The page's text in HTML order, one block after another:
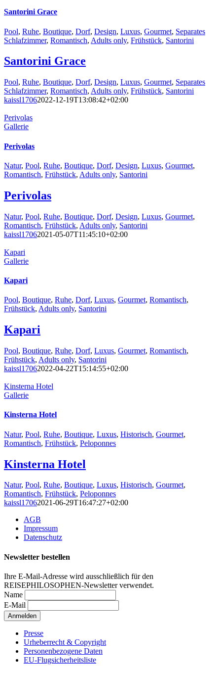
Santorini Grace
Pool, Ruhe, Boutique, Dorf, Design, Luxus, Gourmet, Separates
Schlafzimmer, Romantisch, Adults only, Frühstück, Santorini
Santorini Grace
Pool, Ruhe, Boutique, Dorf, Design, Luxus, Gourmet, Separates
Schlafzimmer, Romantisch, Adults only, Frühstück, Santorini
kaissl17062022-12-19T13:08:42+02:00
Perivolas
Gallerie
Perivolas
Natur, Pool, Ruhe, Boutique, Dorf, Design, Luxus, Gourmet,
Romantisch, Frühstück, Adults only, Santorini
Perivolas
Natur, Pool, Ruhe, Boutique, Dorf, Design, Luxus, Gourmet,
Romantisch, Frühstück, Adults only, Santorini
kaissl17062021-05-07T11:45:10+02:00
Kapari
Gallerie
Kapari
Pool, Boutique, Ruhe, Dorf, Luxus, Gourmet, Romantisch,
Frühstück, Adults only, Santorini
Kapari
Pool, Boutique, Ruhe, Dorf, Luxus, Gourmet, Romantisch,
Frühstück, Adults only, Santorini
kaissl17062022-04-22T15:14:55+02:00
Kinsterna Hotel
Gallerie
Kinsterna Hotel
Natur, Pool, Ruhe, Boutique, Luxus, Historisch, Gourmet,
Romantisch, Frühstück, Peloponnes
Kinsterna Hotel
Natur, Pool, Ruhe, Boutique, Luxus, Historisch, Gourmet,
Romantisch, Frühstück, Peloponnes
kaissl17062021-06-29T16:47:27+02:00
AGB
Impressum
Datenschutz
Newsletter bestellen
Ihre E-Mail-Adresse wird ausschließlich für den
REISEPHILOSOPHEN-Newsletter verwendet.
Name
E-Mail
Presse
Urheberrecht & Copyright
Personenbezogene Daten
EU-Flugsicherheitsliste